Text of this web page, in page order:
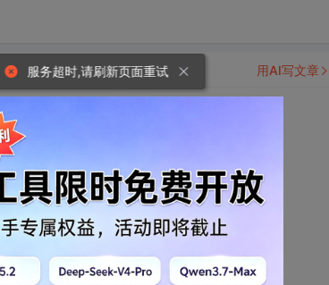
用AI写文章
服务超时,请刷新页面重试